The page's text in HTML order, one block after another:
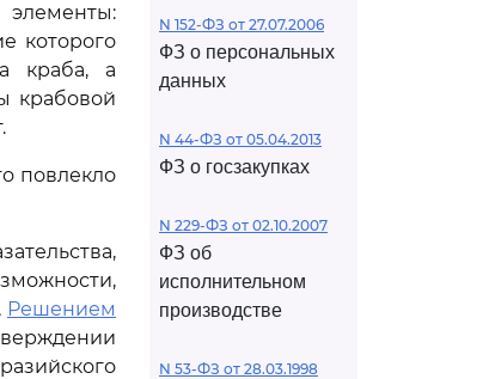
элементы:
которого
краба, а
крабовой
повлекло
Решением
N 152-ФЗ от 27.07.2006
ФЗ о персональных
данных
N 44-ФЗ от 05.04.2013
ФЗ о госзакупках
N 229-ФЗ от 02.10.2007
ФЗ об
исполнительном
производстве
N 53-ФЗ от 28.03.1998